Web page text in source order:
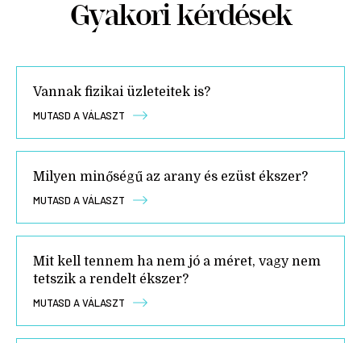
Gyakori kérdések
Vannak fizikai üzleteitek is?
MUTASD A VÁLASZT
Milyen minőségű az arany és ezüst ékszer?
MUTASD A VÁLASZT
Mit kell tennem ha nem jó a méret, vagy nem
tetszik a rendelt ékszer?
MUTASD A VÁLASZT